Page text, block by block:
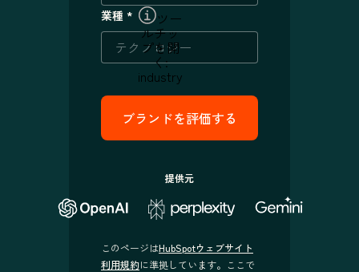
業種 * ツー
ルチッ
プを開
く:
industry
提供元
このページはHubSpotウェブサイト
利用規約に準拠しています。ここで